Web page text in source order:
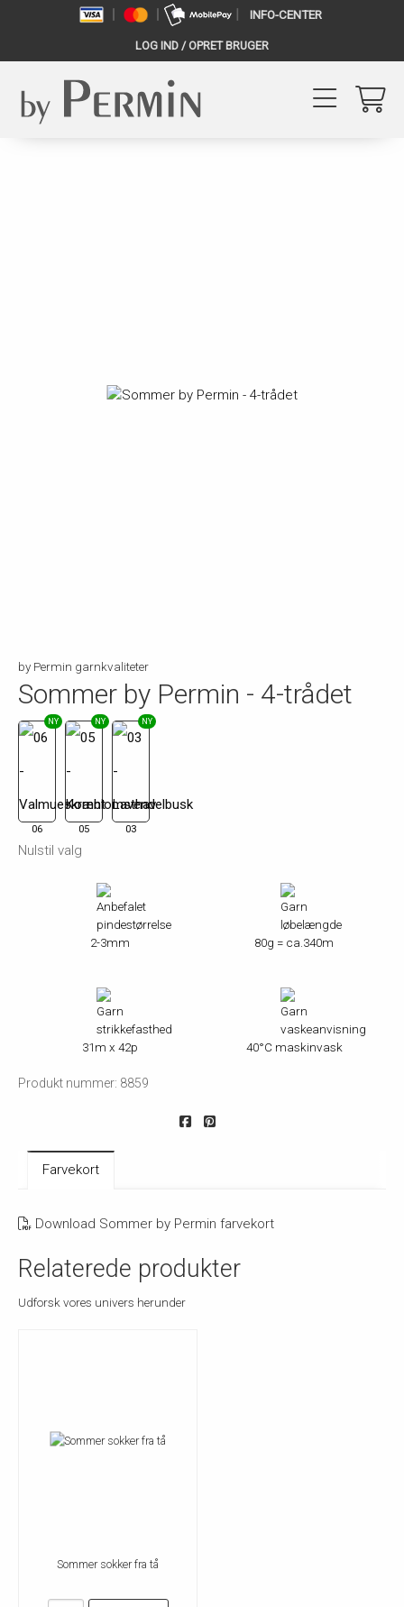
INFO-CENTER
LOG IND / OPRET BRUGER
by Permin garnkvaliteter
Sommer by Permin - 4-trådet
06
NY
05
NY
03
NY
Nulstil valg
2-3mm 80g = ca.340m
31m x 42p 40°C maskinvask
Produkt nummer: 8859
Farvekort
Download Sommer by Permin farvekort
Relaterede produkter
Udforsk vores univers herunder
Sommer sokker fra tå